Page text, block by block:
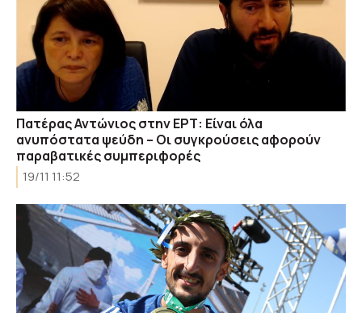
Πατέρας Αντώνιος στην ΕΡΤ: Είναι όλα
ανυπόστατα ψεύδη – Οι συγκρούσεις αφορούν
παραβατικές συμπεριφορές
19/11 11:52